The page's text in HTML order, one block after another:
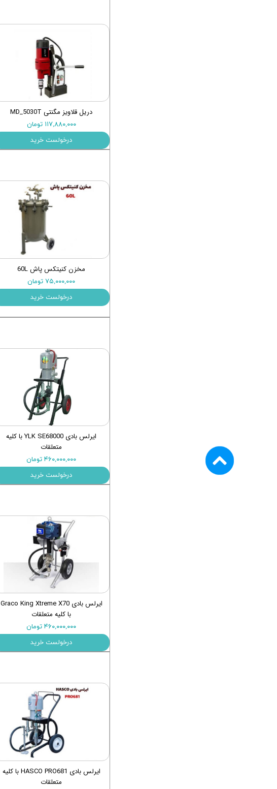
دریل قلاویز مگنتی MD_5030T
۱۱۷,۸۸۰,۰۰۰ تومان
درخولست خرید
مخزن کنیتکس پاش 60L
۷۵,۰۰۰,۰۰۰ تومان
درخولست خرید
ایرلس بادی YLK SE68000 با کلیه
متعلقات
۴۶۰,۰۰۰,۰۰۰ تومان
درخولست خرید
ایرلس بادی Graco King Xtreme X70
با کلیه متعلقات
۴۶۰,۰۰۰,۰۰۰ تومان
درخولست خرید
ایرلس بادی HASCO PRO681 با کلیه
متعلقات